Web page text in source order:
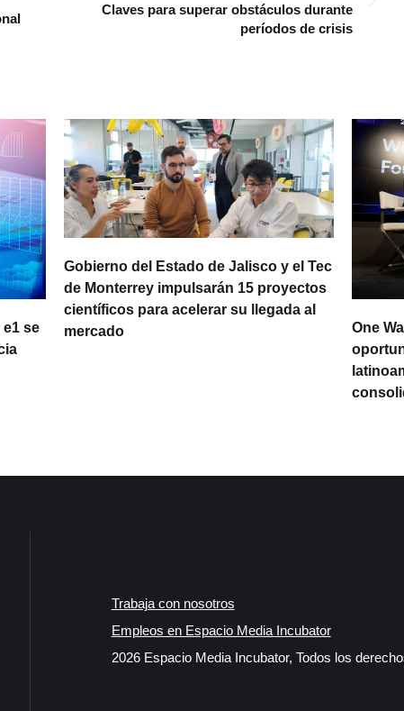
Claves para superar obstáculos durante
períodos de crisis
se
Gobierno del Estado de Jalisco y el Tec
de Monterrey impulsarán 15 proyectos
científicos para acelerar su llegada al
mercado
One
Trabaja con nosotros
Empleos en Espacio Media Incubator
2026 Espacio Media Incubator, Todos los